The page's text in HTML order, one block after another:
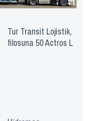
Tur Transit Lojistik,
filosuna 50 Actros L